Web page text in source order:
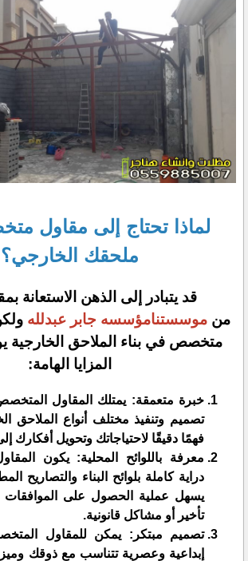
لماذا تحتاج إلى مقاول
ملحقك الخارجي؟
قد يتبادر إلى الذهن الاستعانة
منموسستنامؤسسه جابر عبدلله
متخصص في بناء الملاحق الخارجية
المزايا الهامة:
خبرة متعمقة: يمتلك المقاول
تصميم وتنفيذ مختلف أنواع الملاحق
فهمًا دقيقًا لاحتياجاتك وتحويل أفكارك
معرفة باللوائح المحلية: يكون
دراية كاملة بلوائح البناء والتصاريح
يسهل عملية الحصول على الموافقات
تأخير أو مشاكل قانونية.
تصميم مبتكر: يمكن للمقاول
إبداعية وعصرية تتناسب مع ذوقك